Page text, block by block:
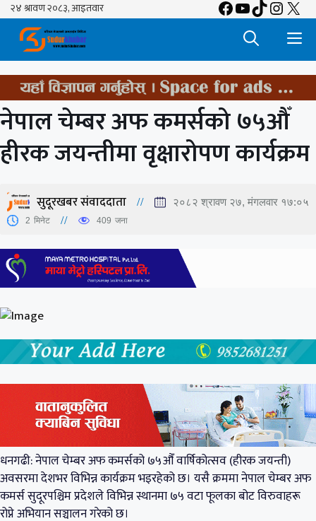
Skip
content
Facebook
YouTube
TikTok
X
नेपाल चेम्बर अफ कमर्सको ७५औँ
हीरक जयन्तीमा वृक्षारोपण कार्यक्रम
सुदूरखबर संवाददाता २०८२ श्रावण २७, मंगलवार १७:०५
2 मिनेट 409 जना
धनगढी: नेपाल चेम्बर अफ कमर्सको ७५औँ वार्षिकोत्सव (हीरक जयन्ती)
अवसरमा देशभर विभिन्न कार्यक्रम भइरहेको छ। यसै क्रममा नेपाल चेम्बर अफ
कमर्स सुदूरपश्चिम प्रदेशले विभिन्न स्थानमा ७५ वटा फूलका बोट विरुवाहरू
रोप्ने अभियान सञ्चालन गरेको छ।